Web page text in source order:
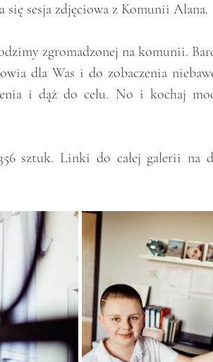
się sesja zdjęciowa z Komunii Alana.
zgromadzonej na komunii.
dla Was i do zobaczenia
i dąż do celu. No i kochaj
sztuk. Linki do całej galerii na